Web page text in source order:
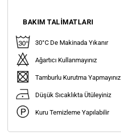
BAKIM TALIMATLARI
30°C De Makinada Yıkanır
Ağartıcı Kullanmayınız
Tamburlu Kurutma Yapmayınız
Düşük Sıcaklıkta Ütüleyiniz
Kuru Temizleme Yapılabilir